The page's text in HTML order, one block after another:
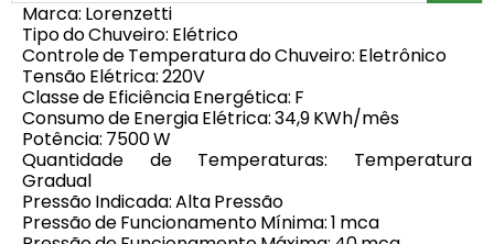
Marca: Lorenzetti
Tipo do Chuveiro: Elétrico
Controle de Temperatura do Chuveiro: Eletrônico
Tensão Elétrica: 220V
Classe de Eficiência Energética: F
Consumo de Energia Elétrica: 34,9 KWh/mês
Potência: 7500 W
Quantidade de Temperaturas: Temperatura
Gradual
Pressão Indicada: Alta Pressão
Pressão de Funcionamento Mínima: 1 mca